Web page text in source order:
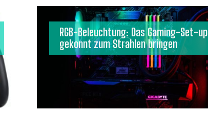
RGB-Beleuchtung: Das Gaming-Set-up
gekonnt zum Strahlen bringen